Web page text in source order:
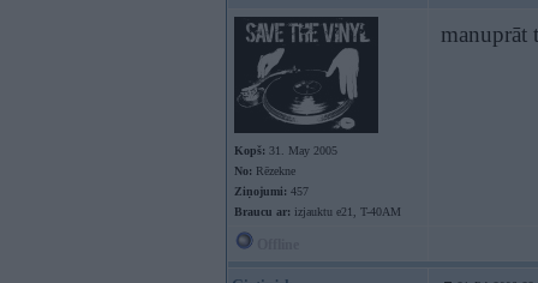
Kopš: 31. May 2005
No: Rēzekne
Ziņojumi: 457
Braucu ar: izjauktu e21, T-40AM
manuprāt